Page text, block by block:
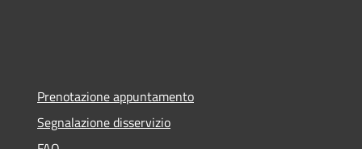
Prenotazione appuntamento
Segnalazione disservizio